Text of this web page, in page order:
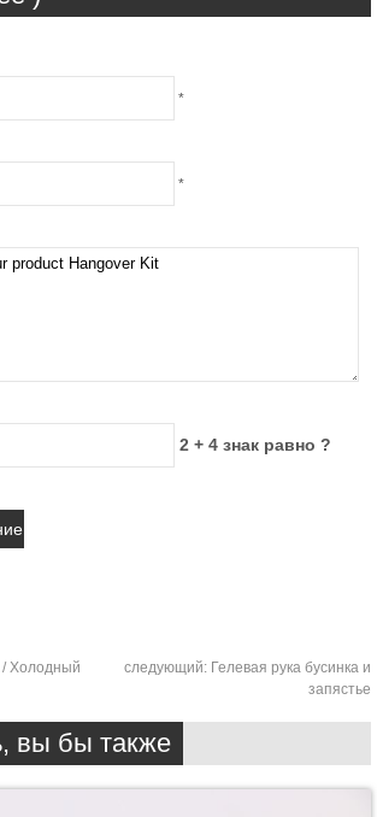
*
*
2 + 4 знак равно ?
/ Холодный
следующий: Гелевая рука бусинка и
запястье
вы бы также